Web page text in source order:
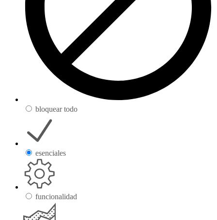
bloquear todo
esenciales
funcionalidad